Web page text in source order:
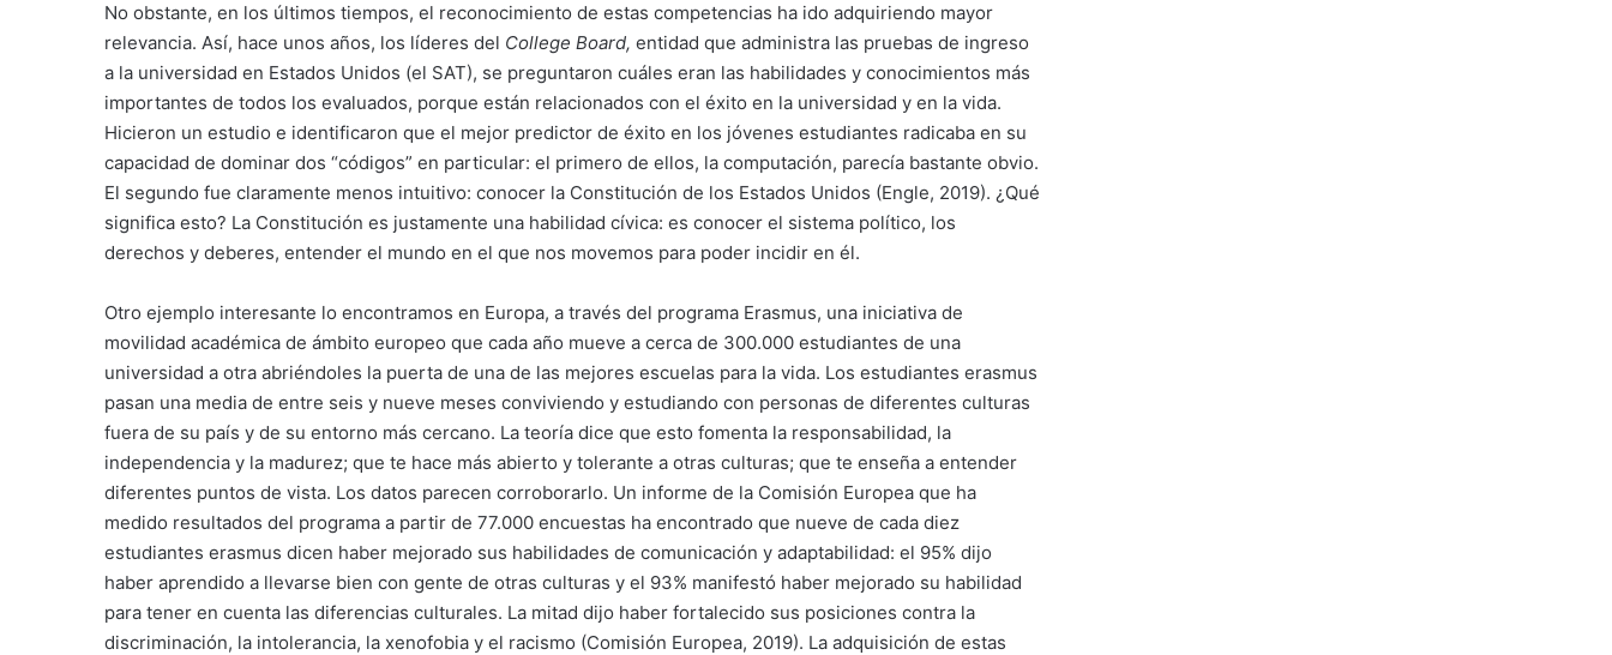
No obstante, en los últimos tiempos, el reconocimiento de estas competencias ha ido adquiriendo mayor
relevancia. Así, hace unos años, los líderes del College Board, entidad que administra las pruebas de ingreso
a la universidad en Estados Unidos (el SAT), se preguntaron cuáles eran las habilidades y conocimientos más
importantes de todos los evaluados, porque están relacionados con el éxito en la universidad y en la vida.
Hicieron un estudio e identificaron que el mejor predictor de éxito en los jóvenes estudiantes radicaba en su
capacidad de dominar dos “códigos” en particular: el primero de ellos, la computación, parecía bastante obvio.
El segundo fue claramente menos intuitivo: conocer la Constitución de los Estados Unidos (Engle, 2019). ¿Qué
significa esto? La Constitución es justamente una habilidad cívica: es conocer el sistema político, los
derechos y deberes, entender el mundo en el que nos movemos para poder incidir en él.
Otro ejemplo interesante lo encontramos en Europa, a través del programa Erasmus, una iniciativa de
movilidad académica de ámbito europeo que cada año mueve a cerca de 300.000 estudiantes de una
universidad a otra abriéndoles la puerta de una de las mejores escuelas para la vida. Los estudiantes erasmus
pasan una media de entre seis y nueve meses conviviendo y estudiando con personas de diferentes culturas
fuera de su país y de su entorno más cercano. La teoría dice que esto fomenta la responsabilidad, la
independencia y la madurez; que te hace más abierto y tolerante a otras culturas; que te enseña a entender
diferentes puntos de vista. Los datos parecen corroborarlo. Un informe de la Comisión Europea que ha
medido resultados del programa a partir de 77.000 encuestas ha encontrado que nueve de cada diez
estudiantes erasmus dicen haber mejorado sus habilidades de comunicación y adaptabilidad: el 95% dijo
haber aprendido a llevarse bien con gente de otras culturas y el 93% manifestó haber mejorado su habilidad
para tener en cuenta las diferencias culturales. La mitad dijo haber fortalecido sus posiciones contra la
discriminación, la intolerancia, la xenofobia y el racismo (Comisión Europea, 2019). La adquisición de estas